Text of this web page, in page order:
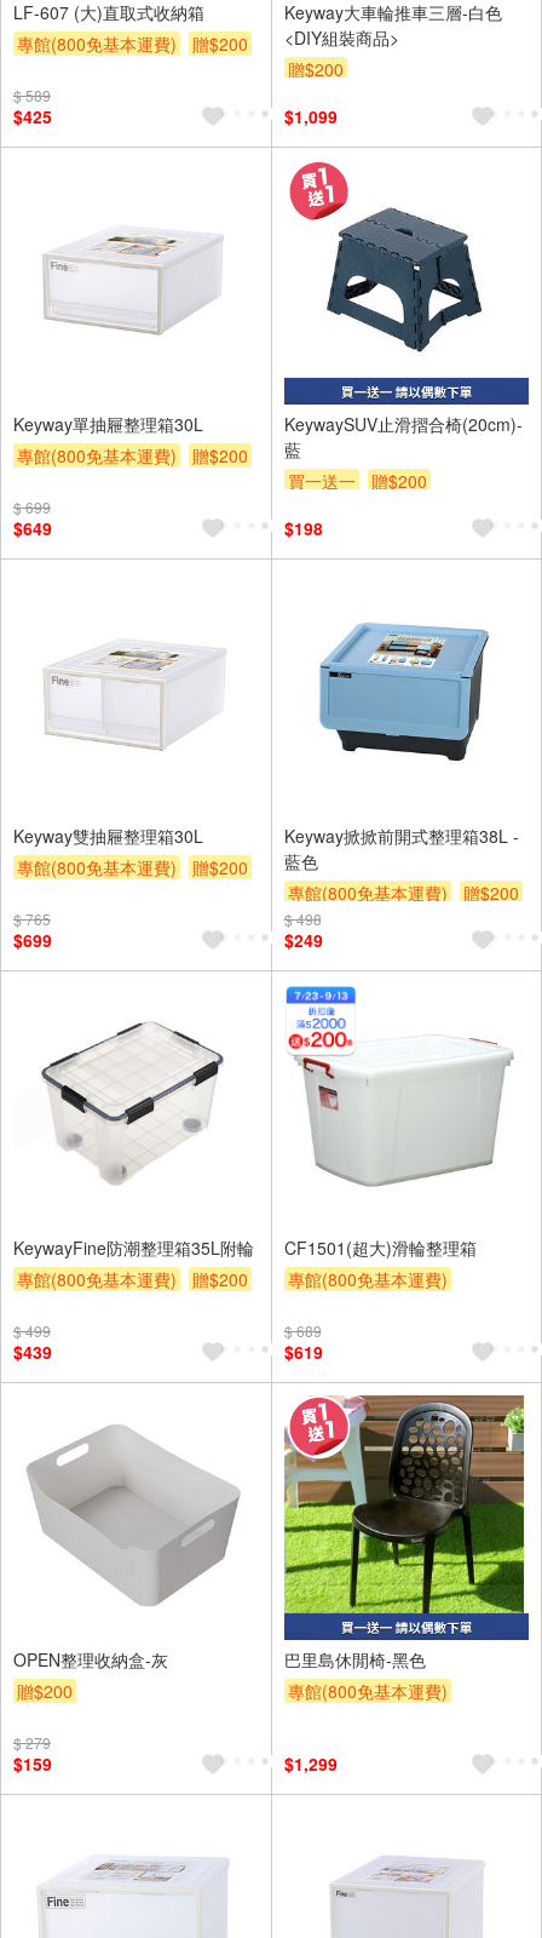
LF-607 (大)直取式收納箱
專館(800免基本運費)
贈$200
$ 589
$425
Keyway大車輪推車三層-白色
<DIY組裝商品>
贈$200
$1,099
Keyway單抽屜整理箱30L
專館(800免基本運費)
贈$200
$ 699
$649
KeywaySUV止滑摺合椅(20cm)-
藍
買一送一
贈$200
$198
Keyway雙抽屜整理箱30L
專館(800免基本運費)
贈$200
$ 765
$699
Keyway掀掀前開式整理箱38L -
藍色
專館(800免基本運費)
贈$200
$ 498
$249
KeywayFine防潮整理箱35L附輪
專館(800免基本運費)
贈$200
$ 499
$439
CF1501(超大)滑輪整理箱
專館(800免基本運費)
$ 689
$619
OPEN整理收納盒-灰
贈$200
$ 279
$159
巴里島休閒椅-黑色
專館(800免基本運費)
$1,299